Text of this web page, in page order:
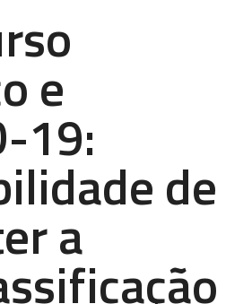
e
19:
de
a